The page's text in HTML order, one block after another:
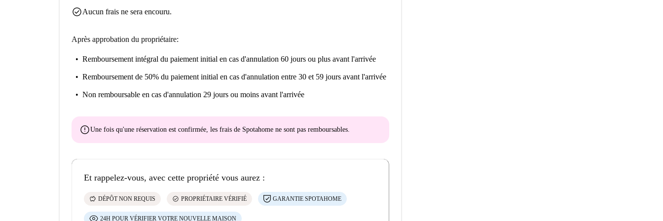
check_circleAucun frais ne sera encouru.
Après approbation du propriétaire:
Remboursement intégral du paiement initial en cas d'annulation 60 jours ou plus avant l'arrivée
Remboursement de 50% du paiement initial en cas d'annulation entre 30 et 59 jours avant l'arrivée
Non remboursable en cas d'annulation 29 jours ou moins avant l'arrivée
errorUne fois qu'une réservation est confirmée, les frais de Spotahome ne sont pas remboursables.
Et rappelez-vous, avec cette propriété vous aurez :
savings DÉPÔT NON REQUIS check_circle PROPRIÉTAIRE VÉRIFIÉ GARANTIE SPOTAHOME
24H POUR VÉRIFIER VOTRE NOUVELLE MAISON